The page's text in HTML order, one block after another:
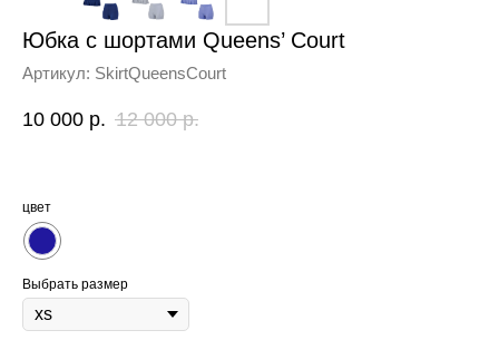
Юбка с шортами Queens’ Court
Артикул: SkirtQueensCourt
10 000 р. 12 000 р.
цвет
Выбрать размер